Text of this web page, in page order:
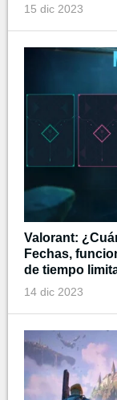
15 dic 2023
Valorant:
Fechas,
de tiempo
14 dic 2023